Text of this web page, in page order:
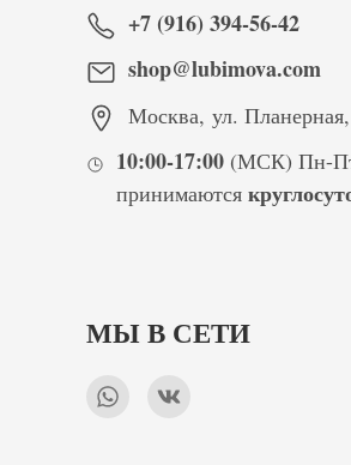
+7 (916) 394-56-42
shop@lubimova.com
Москва, ул.
10:00-17:00(МСК) Пн-
принимаются
МЫ В СЕТИ